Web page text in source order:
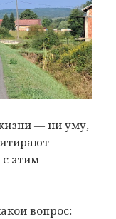
— ни уму,
с этим
вопрос: